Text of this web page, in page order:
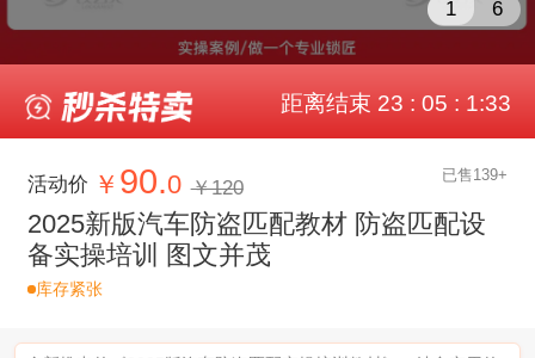
1 6
距离结束 23 : 05 : 1:30
活动价 ￥ 90.0 ￥120
已售139+
2025新版汽车防盗匹配教材 防盗匹配设
备实操培训 图文并茂
库存紧张